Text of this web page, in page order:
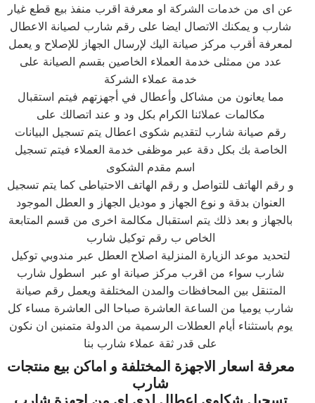
عن اى من خدمات الشركة او معرفة اقرب منفذ بيع قطع غيار
شارب و يمكنك الاتصال ايضا على رقم شارب لصيانة الاعطال
لمعرفة أقرب مركز صيانة اليك لإرسال الجهاز للإصلاح و يعمل
عدد من ممثلى خدمة العملاء الخاصين بقسم الصيانة على
خدمة عملاء الشركة
مما يعانون من مشاكل وأعطال في أجهزتهم فيتم استقبال
مكالمات عملائنا الكرام بكل ود و عند اتصالك على
رقم صيانة شارب لتقديم شكوى اعطال يتم تسجيل البيانات
الخاصة بك بكل دقة عبر موظفى خدمة العملاء فيتم تسجيل
اسم مقدم الشكوى
و رقم الهاتف للتواصل و رقم الهاتف الاحتياطى كما يتم تسجيل
العنوان بدقة و نوع الجهاز و موديل الجهاز و العطل الموجود
بالجهاز و بعد ذلك يتم استقبال مكالمة اخرى من قسم المتابعة
الخاص ب رقم توكيل شارب
لتحديد موعد الزيارة المنزلية اصلاح العطل عبر مندوبي توكيل
شارب سواء من اقرب مركز صيانة او عبر اسطول شارب
المتنقل بين المحافظات والمدن المختلفة ويعمل رقم صيانة
شارب يوميا من الساعة العاشرة صباحا الى العاشرة مساء كل
يوم باستثناء أيام العطلات الرسمية من الدولة متمنين ان نكون
على قدر ثقة عملاء شارب بنا
معرفة اسعار الاجهزة المختلفة و اماكن بيع منتجات
شارب